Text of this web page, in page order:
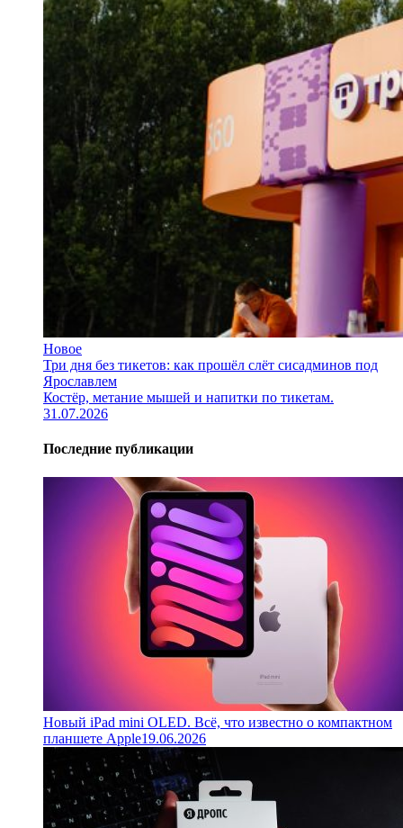
Новое
Три дня без тикетов: как прошёл слёт сисадминов под
Ярославлем
Костёр, метание мышей и напитки по тикетам.
31.07.2026
Последние публикации
Новый iPad mini OLED. Всё, что известно о компактном
планшете Apple19.06.2026